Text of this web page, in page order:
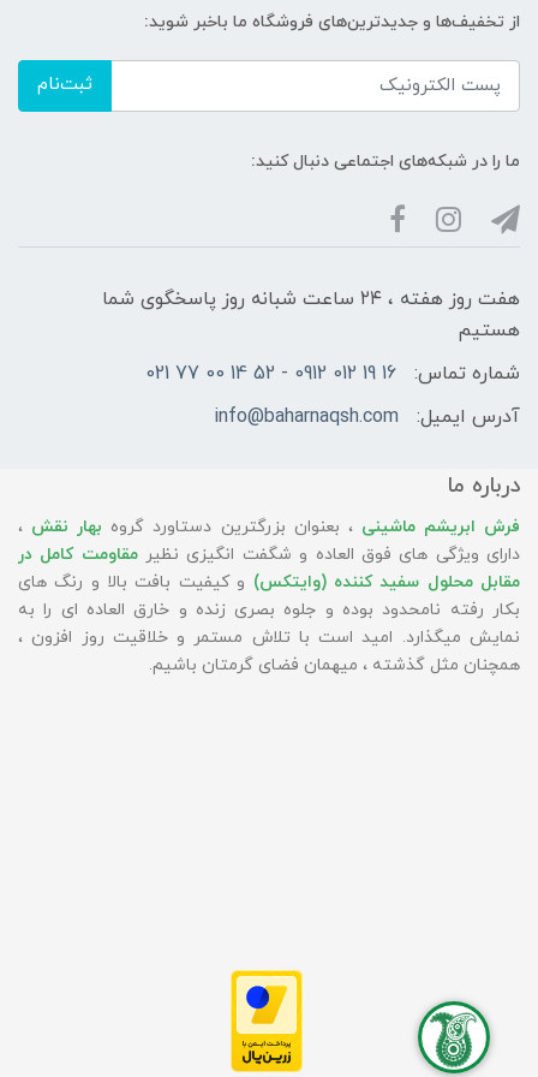
از تخفیف‌ها و جدیدترین‌های فروشگاه ما باخبر شوید:
ثبت‌نام
ما را در شبکه‌های اجتماعی دنبال کنید:
هفت روز هفته ، ۲۴ ساعت شبانه‌ روز پاسخگوی شما
هستیم
شماره تماس:
16 19 012 0912 - 52 14 00 77 021
آدرس ایمیل:
info@baharnaqsh.com
درباره ما
فرش ابریشم ماشینی ، بعنوان بزرگترین دستاورد گروه بهار نقش ،
دارای ویژگی های فوق العاده و شگفت انگیزی نظیرمقاومت کامل در
مقابل محلول سفید کننده (وایتکس) و کیفیت بافت بالا و رنگ های
بکار رفته نامحدود بوده و جلوه بصری زنده و خارق العاده ای را به
نمایش میگذارد. امید است با تلاش مستمر و خلاقیت روز افزون ،
همچنان مثل گذشته ، میهمان فضای گرمتان باشیم.